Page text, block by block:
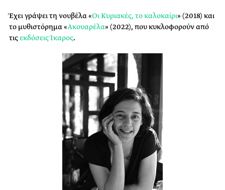
Έχει γράψει τη νουβέλα «Οι Κυριακές, το καλοκαίρι» (2018) και
το μυθιστόρημα «Ακουαρέλα» (2022), που κυκλοφορούν από
τιςεκδόσεις Ίκαρος.